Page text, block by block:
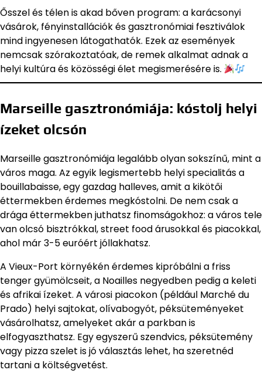
Ősszel és télen is akad bőven program: a karácsonyi
vásárok, fényinstallációk és gasztronómiai fesztiválok
mind ingyenesen látogathatók. Ezek az események
nemcsak szórakoztatóak, de remek alkalmat adnak a
helyi kultúra és közösségi élet megismerésére is.
Marseille gasztronómiája: kóstolj helyi
ízeket olcsón
Marseille gasztronómiája legalább olyan sokszínű, mint a
város maga. Az egyik legismertebb helyi specialitás a
bouillabaisse, egy gazdag halleves, amit a kikötői
éttermekben érdemes megkóstolni. De nem csak a
drága éttermekben juthatsz finomságokhoz: a város tele
van olcsó bisztrókkal, street food árusokkal és piacokkal,
ahol már 3-5 euróért jóllakhatsz.
A Vieux-Port környékén érdemes kipróbálni a friss
tenger gyümölcseit, a Noailles negyedben pedig a keleti
és afrikai ízeket. A városi piacokon (például Marché du
Prado) helyi sajtokat, olívabogyót, péksüteményeket
vásárolhatsz, amelyeket akár a parkban is
elfogyaszthatsz. Egy egyszerű szendvics, péksütemény
vagy pizza szelet is jó választás lehet, ha szeretnéd
tartani a költségvetést.